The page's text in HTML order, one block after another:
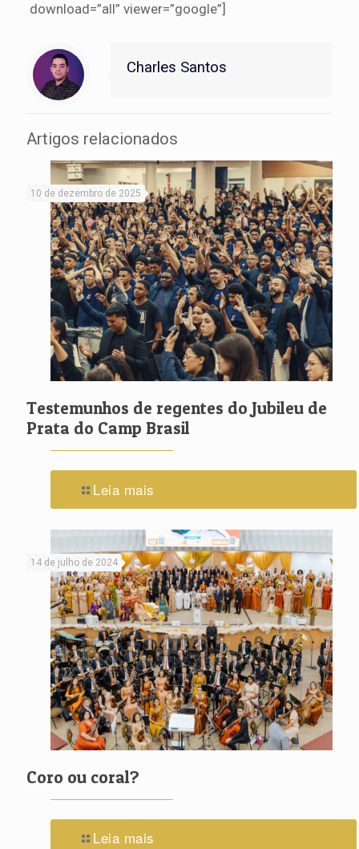
download=”all” viewer=”google”]
Charles Santos
Artigos relacionados
10 de dezembro de 2025
Testemunhos de regentes do Jubileu de
Prata do Camp Brasil
Leia mais
14 de julho de 2024
Coro ou coral?
Leia mais